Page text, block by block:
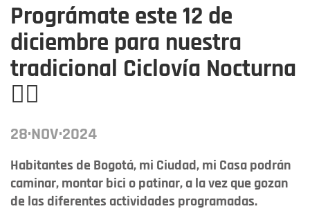
Prográmate este 12 de
diciembre para nuestra
tradicional Ciclovía Nocturna
🚴‍♀
28·NOV·2024
Habitantes de Bogotá, mi Ciudad, mi Casa podrán
caminar, montar bici o patinar, a la vez que gozan
de las diferentes actividades programadas.